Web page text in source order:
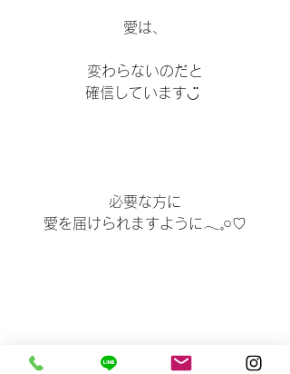
愛は、
変わらないのだと
確信しています◡̈
必要な方に
愛を届けられますように𓂃𓈒𓏸♡
ありがとうございました。